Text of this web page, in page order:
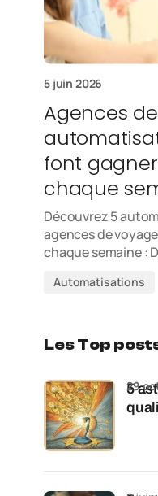
5 juin 2026
Agences
font
chaque
Découvrez 5
agences de
chaque semaine :
Automatisations
Les Top
5
29